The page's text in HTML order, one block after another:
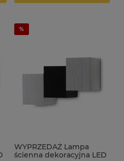
WYPRZEDAŻ Lampa
ścienna dekoracyjna LED